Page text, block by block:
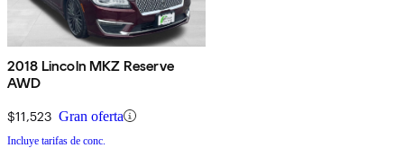
2018 Lincoln MKZ Reserve
AWD
$11,523 Gran oferta
Incluye tarifas de conc.